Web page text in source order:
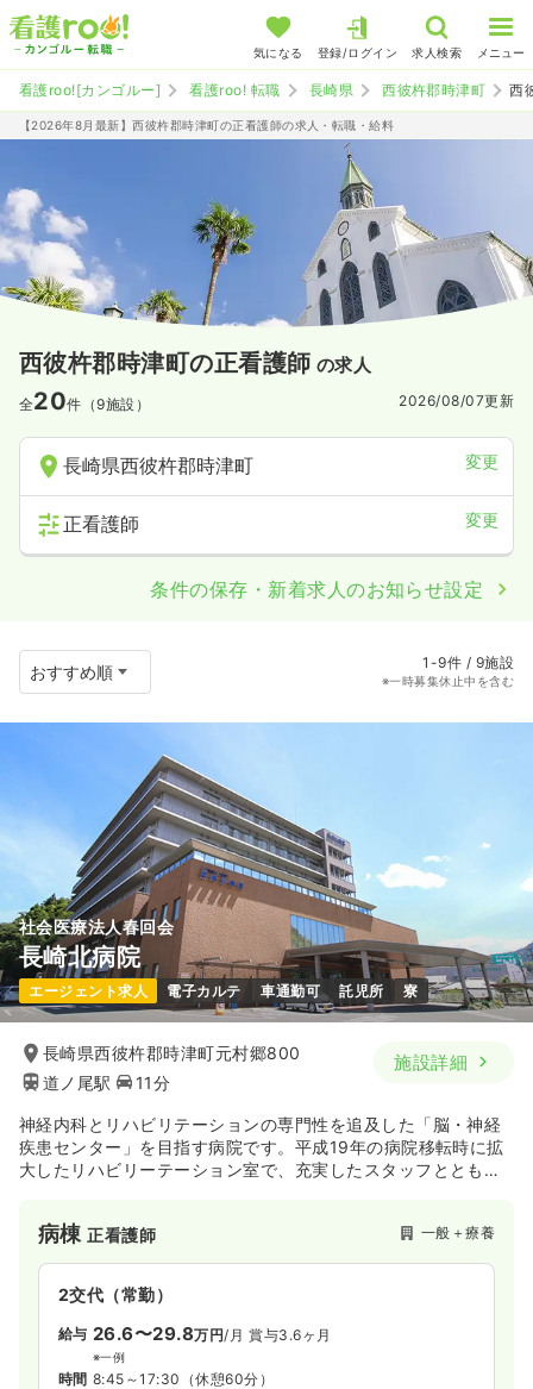
気になる 登録/ログイン 求人検索 メニュー
看護roo![カンゴルー] 看護roo! 転職 長崎県 西彼杵郡時津町 西
【2026年8月最新】西彼杵郡時津町の正看護師の求人・転職・給料
西彼杵郡時津町の正看護師 の求人
全20件（9施設） 2026/08/07更新
長崎県西彼杵郡時津町 変更
正看護師 変更
条件の保存・新着求人のお知らせ設定
1-9件 / 9施設
※一時募集休止中を含む
社会医療法人春回会
長崎北病院
エージェント求人 電子カルテ 車通勤可 託児所 寮
長崎県西彼杵郡時津町元村郷800
道ノ尾駅
11分
施設詳細
神経内科とリハビリテーションの専門性を追及した「脳・神経
疾患センター」を目指す病院です。平成19年の病院移転時に拡
大したリハビリーテーション室で、充実したスタッフとともに
病棟正看護師 一般＋療養
2交代（常勤）
給与 26.6〜29.8万円/月 賞与3.6ヶ月
※一例
時間 8:45～17:30 （休憩60分）